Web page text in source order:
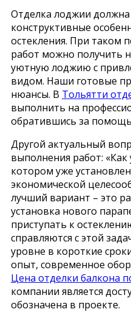
Отделка лоджии
конструктивные
остекления. При таком
работ можно получить
уютную лоджию с
видом. Наши готовые
нюансы. В Тольятти
выполнить на
обратившись за
Другой актуальный
выполнения работ:
котором уже
экономической
лучший вариант – это
установка нового
приступать к
справляются с этой
уровне в короткие
опыт, современное
Цена отделки балкона
компании является
обозначена в проекте.